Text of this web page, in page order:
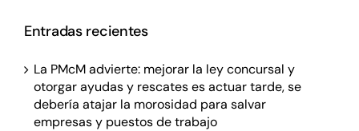
Entradas recientes
La PMcM advierte: mejorar la ley concursal y
otorgar ayudas y rescates es actuar tarde, se
debería atajar la morosidad para salvar
empresas y puestos de trabajo